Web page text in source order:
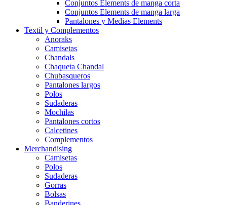
Conjuntos Elements de manga corta
Conjuntos Elements de manga larga
Pantalones y Medias Elements
Textil y Complementos
Anoraks
Camisetas
Chandals
Chaqueta Chandal
Chubasqueros
Pantalones largos
Polos
Sudaderas
Mochilas
Pantalones cortos
Calcetines
Complementos
Merchandising
Camisetas
Polos
Sudaderas
Gorras
Bolsas
Banderines